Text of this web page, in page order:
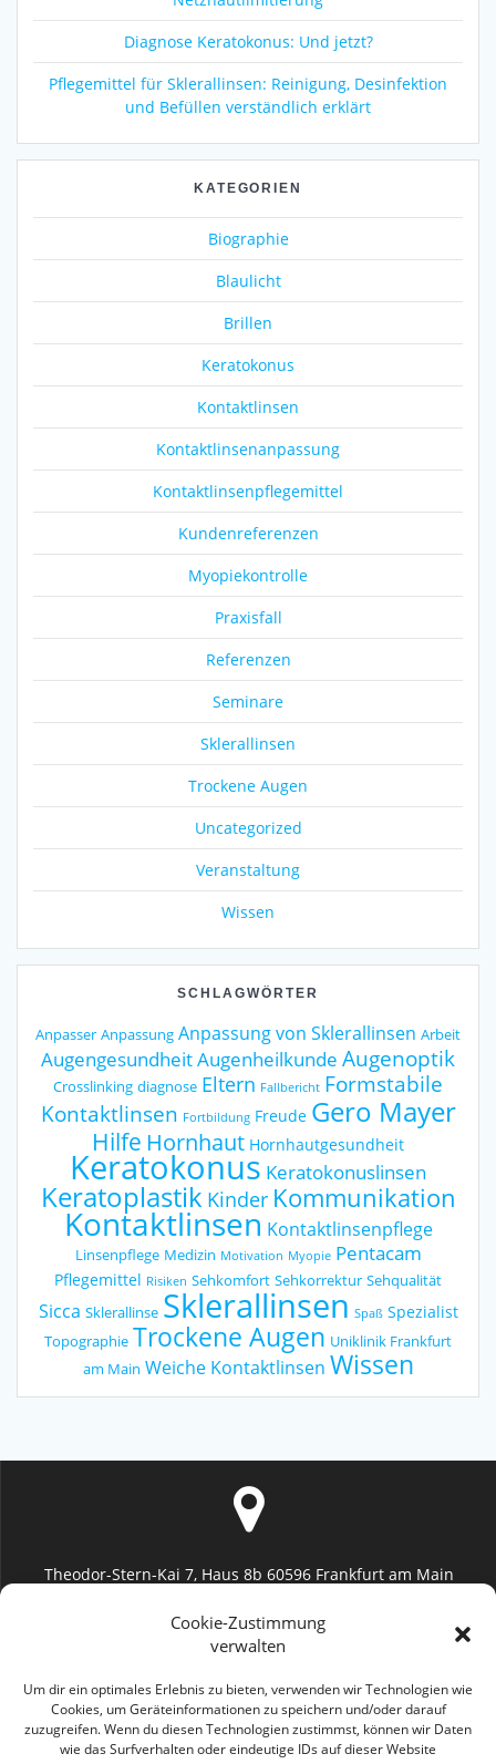
Cookie-Zustimmung
verwalten
Um dir ein optimales Erlebnis zu bieten, verwenden wir Technologien wie
Cookies, um Geräteinformationen zu speichern und/oder darauf
zuzugreifen. Wenn du diesen Technologien zustimmst, können wir Daten
wie das Surfverhalten oder eindeutige IDs auf dieser Website
Diagnose Keratokonus: Und jetzt?
Pflegemittel für Sklerallinsen: Reinigung, Desinfektion
und Befüllen verständlich erklärt
KATEGORIEN
Biographie
Blaulicht
Brillen
Keratokonus
Kontaktlinsen
Kontaktlinsenanpassung
Kontaktlinsenpflegemittel
Kundenreferenzen
Myopiekontrolle
Praxisfall
Referenzen
Seminare
Sklerallinsen
Trockene Augen
Uncategorized
Veranstaltung
Wissen
SCHLAGWÖRTER
Anpasser Anpassung Anpassung von Sklerallinsen Arbeit
AugengesundheitAugenheilkunde Augenoptik
Crosslinking diagnose Eltern Fallbericht Formstabile
Kontaktlinsen Fortbildung Freude Gero Mayer
Hilfe Hornhaut Hornhautgesundheit
Keratokonus Keratokonuslinsen
Keratoplastik Kinder Kommunikation
Kontaktlinsen Kontaktlinsenpflege
Linsenpflege Medizin Motivation Myopie Pentacam
Pflegemittel Risiken Sehkomfort Sehkorrektur Sehqualität
Sicca Sklerallinse Sklerallinsen Spaß Spezialist
Topographie Trockene Augen Uniklinik Frankfurt
am Main Weiche Kontaktlinsen Wissen
Theodor-Stern-Kai 7, Haus 8b 60596 Frankfurt am Main
info@geromayer.de